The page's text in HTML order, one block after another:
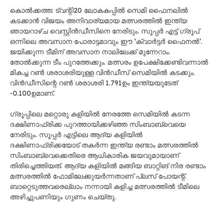
കൊൽക്കത്ത: ട്വന്റി20 ലോകകപ്പിൽ സെമി ഫൈനലിൽ
കടക്കാൻ വിജയം അനിവാര്യമായ മത്സരത്തിൽ ഇന്ത്യ
ഞായറാഴ്ച വെസ്റ്റിൻഡീസിനെ നേരിടും. സൂപ്പർ എട്ട് ഗ്രൂപ്
ഒന്നിലെ അവസാന പോരാട്ടമാവും ഈ ‘ക്വാർട്ടർ ഫൈനൽ’.
ജയിക്കുന്ന ടീമിന് അവസാന നാലിലേക്ക് മുന്നേറാം.
തോൽക്കുന്ന ടീം പുറത്തേക്കും. മത്സരം ഉപേക്ഷിക്കേണ്ടിവന്നാൽ
മികച്ച റൺ ശരാശരിയുള്ള വിൻഡീസ് സെമിയിൽ കടക്കും.
വിൻഡീസിന്റെ റൺ ശരാശരി 1.791ഉം ഇന്ത്യയുടേത്
-0.100ഉമാണ്.
ഗ്രൂപ്പിലെ മറ്റൊരു കളിയിൽ നേരത്തേ സെമിയിൽ കടന്ന
ദക്ഷിണാഫ്രിക്ക പുറത്തായിക്കഴിഞ്ഞ സിംബാബ്‍വെയെ
നേരിടും. സൂപ്പർ എട്ടിലെ ആദ്യ കളിയിൽ
ദക്ഷിണാഫ്രിക്കയോട് തകർന്ന ഇന്ത്യ രണ്ടാം മത്സരത്തിൽ
സിംബാബ്‍വെക്കെതിരെ ആധികാരിക ജയവുമായാണ്
തിരിച്ചെത്തിയത്. ആദ്യ കളിയിൽ മങ്ങിയ ബാറ്റിങ് നിര രണ്ടാം
മത്സരത്തിൽ ഫോമിലേക്കുയർന്നതാണ് പ്ലസ് പോയന്റ്.
ബാറ്റെടുത്തവരെല്ലാം നന്നായി കളിച്ച മത്സരത്തിൽ ടീമിലെ
അഴിച്ചുപണിയും ഗുണം ചെയ്തു.